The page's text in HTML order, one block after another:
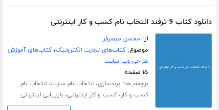
دانلود کتاب 9 ترفند انتخاب نام کسب و کار اینترنتی
از: محسن مبصرفر
موضوع:کتاب‌های تجارت الکترونیک،کتاب‌های آموزش
طراحی وب سایت
۱۵ صفحه
برچسب‌ها:برندسازی، انتخاب نام سایت، انتخاب نام
کسب و کار،کسب و کار اینترنتی،بازاریابی اینترنتی